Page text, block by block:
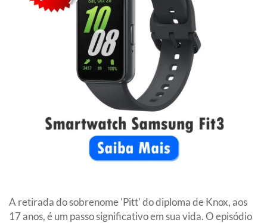
A retirada do sobrenome 'Pitt' do diploma de Knox, aos
17 anos, é um passo significativo em sua vida. O episódio